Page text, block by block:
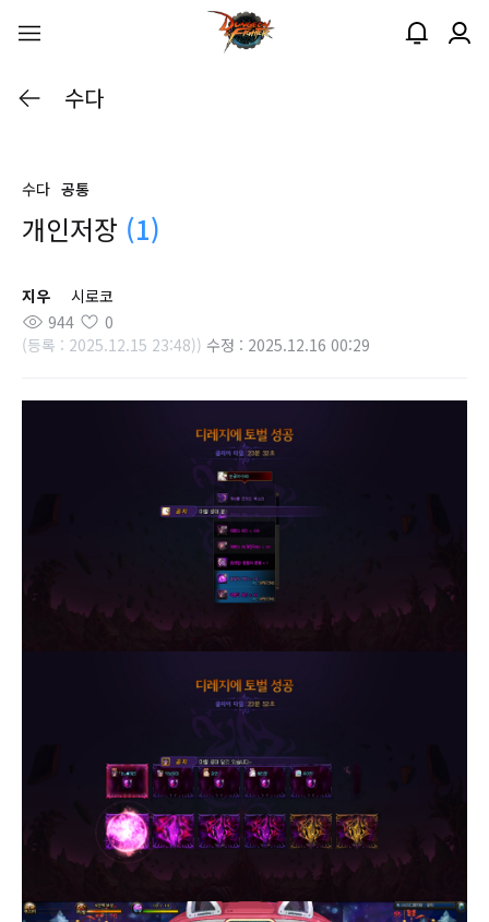
수다
수다 공통
개인저장 (1)
지우
시로코
944
0
(등록 : 2025.12.15 23:48)) 수정 : 2025.12.16 00:29